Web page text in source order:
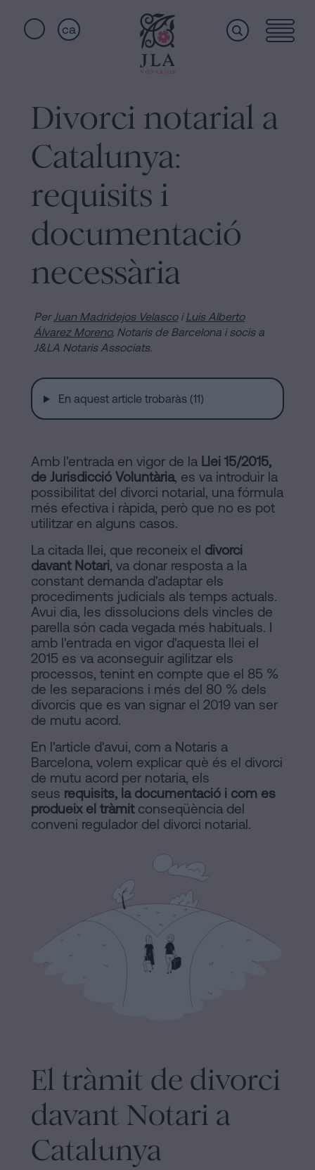
ca
Serveis
Qui
som
Instal·lacions
Notaria
en
línia
Blog
Contactar
Avis
Legal
Política
Cookies
Manifest
Avis
Legal
Segueix-
xarxes
socials
ràpids
Jura
de
nacionalitat
a
Barcelona
Notaria
Acceptar
Herència
a
Barcelona
Contracte
de
Barcelona
Hipoteques
Dissolució
parella
de
fet
a
Barcelona
Notaria
en
línia
Mercantil
i
societats
Tramitar
una
herència
signar
hipoteca
Divorci notarial a
Catalunya:
requisits i
documentació
necessària
Per Juan Madridejos VelascoiLuis Alberto
Álvarez Moreno, Notaris de Barcelona i socis a
J&LA Notaris Associats.
En aquest article trobaràs (11)
Amb l'entrada en vigor de la Llei 15/2015,
de Jurisdicció Voluntària, es va introduir la
possibilitat del divorci notarial, una fórmula
més efectiva i ràpida, però que no es pot
utilitzar en alguns casos.
La citada llei, que reconeix el divorci
davant Notari, va donar resposta a la
constant demanda d'adaptar els
procediments judicials als temps actuals.
Avui dia, les dissolucions dels vincles de
parella són cada vegada més habituals. I
amb l'entrada en vigor d'aquesta llei el
2015 es va aconseguir agilitzar els
processos, tenint en compte que el 85 %
de les separacions i més del 80 % dels
divorcis que es van signar el 2019 van ser
de mutu acord.
En l'article d'avui, com a Notaris a
Barcelona, volem explicar què és el divorci
de mutu acord per notaria, els
seus requisits, la documentació i com es
produeix el tràmitconseqüència del
conveni regulador del divorci notarial.
El tràmit de divorci
davant Notari a
Catalunya